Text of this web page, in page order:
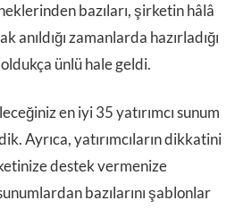
bazıları, şirketin hâlâ
zamanlarda hazırladığı
ünlü hale geldi.
en iyi 35 yatırımcı sunum
Ayrıca, yatırımcıların dikkatini
destek vermenize
bazılarını şablonlar